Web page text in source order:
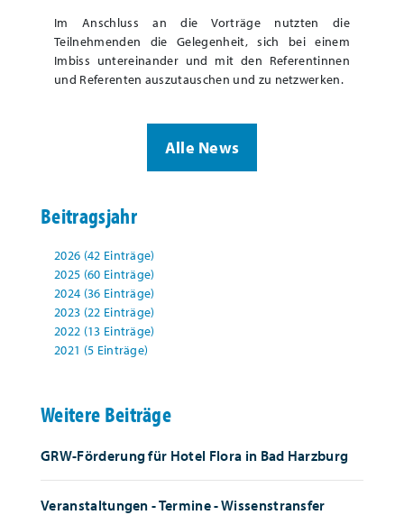
Im Anschluss an die Vorträge nutzten die
Teilnehmenden die Gelegenheit, sich bei einem
Imbiss untereinander und mit den Referentinnen
und Referenten auszutauschen und zu netzwerken.
Alle News
Beitragsjahr
2026 (42 Einträge)
2025 (60 Einträge)
2024 (36 Einträge)
2023 (22 Einträge)
2022 (13 Einträge)
2021 (5 Einträge)
Weitere Beiträge
GRW-Förderung für Hotel Flora in Bad Harzburg
Veranstaltungen - Termine - Wissenstransfer